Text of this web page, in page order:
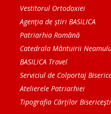
Vestitorul Ortodoxiei
Agenţia de ştiri BASILICA
Patriarhia Română
Catedrala Mântuirii
BASILICA Travel
Serviciul de Colportaj
Atelierele Patriarhiei
Tipografia Cărţilor Bisericeşti